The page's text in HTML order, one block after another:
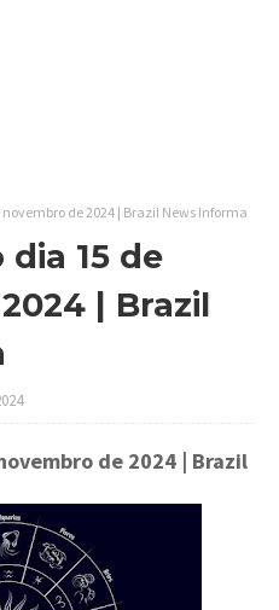
de 2024 | Brazil News Informa
15 de
| Brazil
de 2024 | Brazil